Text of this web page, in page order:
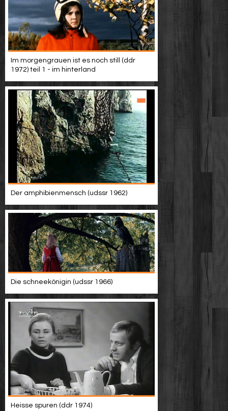
Informationen
Werbung
Video suchen
Im morgengrauen ist es noch still (ddr
1972) teil 1 - im hinterland
Der amphibienmensch (udssr 1962)
Die schneekönigin (udssr 1966)
Heisse spuren (ddr 1974)